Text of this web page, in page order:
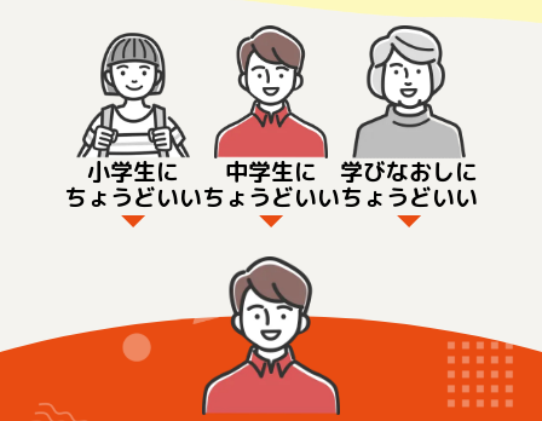
小学生に
ちょうどいい
中学生に
ちょうどいい
学びなおしに
ちょうどいい